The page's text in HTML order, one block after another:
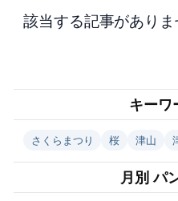
該当する記事がありま
キーワ
さくらまつり 桜 津山
月別 パ